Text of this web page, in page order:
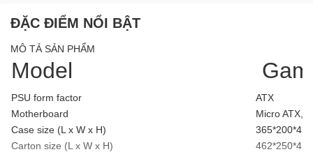
ĐẶC ĐIỂM NỔI BẬT
MÔ TẢ SẢN PHẨM
Model
PSU form factor
ATX
Motherboard
Micro
Case size (L x W x H)
Carton size (L x W x H)